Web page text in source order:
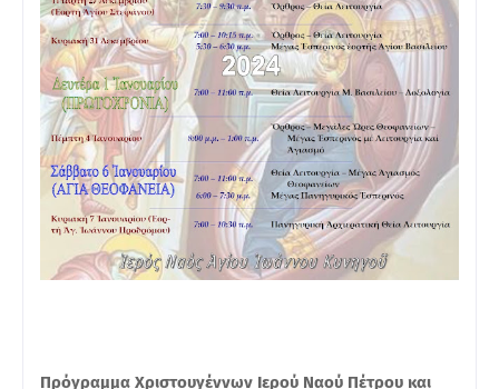
Πρόγραμμα Χριστουγέννων Ιερού Ναού Πέτρου και